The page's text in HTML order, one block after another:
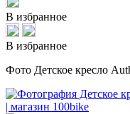
В избранное
В избранное
Фото Детское кресло